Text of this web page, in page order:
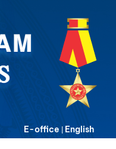
E-office | English